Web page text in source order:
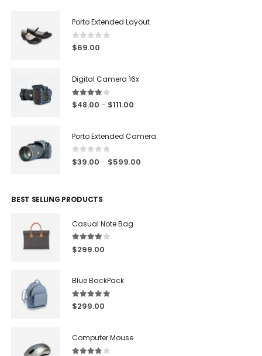
Porto Extended Layout
0out of 5
$69.00
Digital Camera 16x
4.00out of 5
$48.00 – $111.00
Porto Extended Camera
0 out of 5
$39.00 – $599.00
BEST SELLING PRODUCTS
Casual Note Bag
4.00out of 5
$299.00
Blue BackPack
5.00out of 5
$299.00
Computer Mouse